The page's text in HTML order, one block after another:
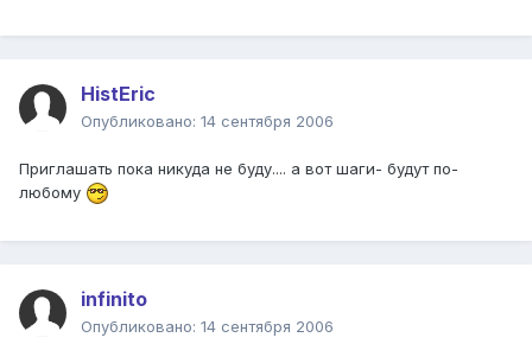
HistEric
Опубликовано: 14 сентября 2006
Приглашать пока никуда не буду.... а вот шаги- будут по-
любому
infinito
Опубликовано: 14 сентября 2006